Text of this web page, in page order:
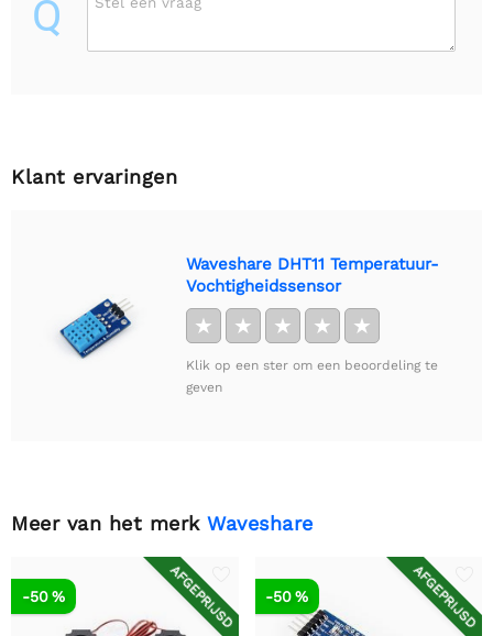
Q
Klant ervaringen
Waveshare DHT11 Temperatuur-
Vochtigheidssensor
★ ★ ★ ★ ★
Klik op een ster om een beoordeling te
geven
Meer van het merk Waveshare
AFGEPRIJSD
-50 % AFGEPRIJSD
-50 %